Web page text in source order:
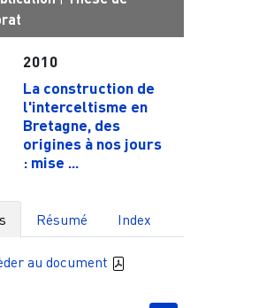
2010
La construction de
l'interceltisme en
Bretagne, des
origines à nos jours
: mise ...
Résumé Index
au document